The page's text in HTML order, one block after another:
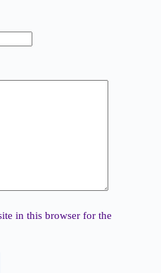
in this browser for the